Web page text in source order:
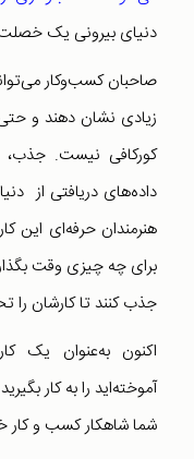
دنیای بیرونی یک خصلت
صاحبان کسب‌و‌کار
زیادی نشان دهند و حتی
کورکافی نیست. جذب،
داده‌های دریافتی از
هنرمندان حرفه‌ای این
برای چه چیزی وقت
جذب کنند تا کارشان را
اکنون به‌عنوان یک
آموخته‌اید را به کار
شما شاهکار کسب و کار